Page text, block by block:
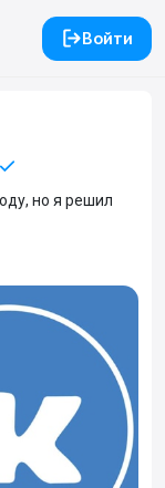
Войти
но я решил